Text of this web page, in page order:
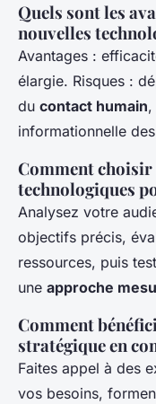
Quels sont les
nouvelles
Avantages :
élargie. Risques :
du contact humain,
informationnelle
Comment choisir
technologiques
Analysez votre
objectifs précis,
ressources, puis
une approche
Comment
stratégique en
Faites appel à des
vos besoins,